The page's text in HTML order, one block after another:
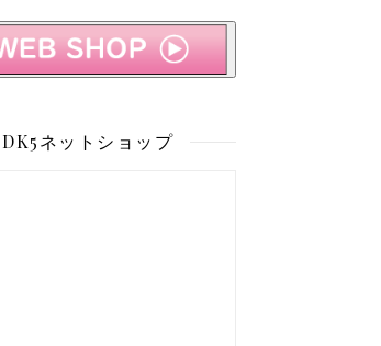
DK5ネットショップ